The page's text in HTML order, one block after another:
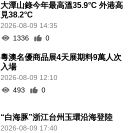
大潭山錄今年最高溫35.9°C 外港高
見38.2°C
2026-08-09 14:35
1336
0
粵澳名優商品展4天展期料9萬人次
入場
2026-08-09 12:10
493
0
“白海豚”浙江台州玉環沿海登陸
2026-08-09 17:40